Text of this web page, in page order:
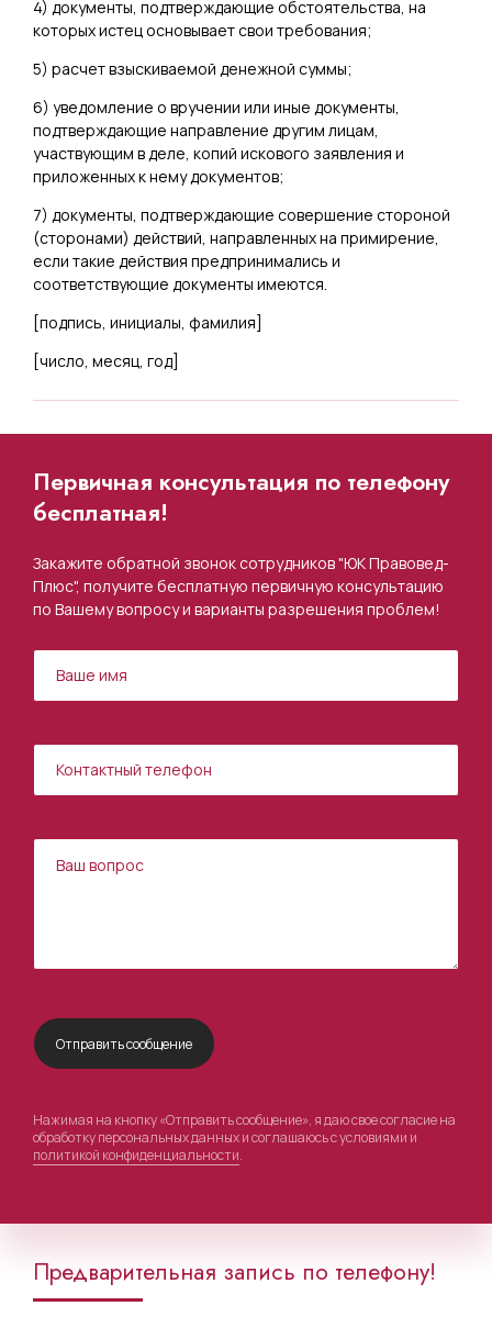
4) документы, подтверждающие обстоятельства, на
которых истец основывает свои требования;
5) расчет взыскиваемой денежной суммы;
6) уведомление о вручении или иные документы,
подтверждающие направление другим лицам,
участвующим в деле, копий искового заявления и
приложенных к нему документов;
7) документы, подтверждающие совершение стороной
(сторонами) действий, направленных на примирение,
если такие действия предпринимались и
соответствующие документы имеются.
[подпись, инициалы, фамилия]
[число, месяц, год]
Первичная консультация по телефону
бесплатная!
Закажите обратной звонок сотрудников "ЮК Правовед-
Плюс", получите бесплатную первичную консультацию
по Вашему вопросу и варианты разрешения проблем!
Нажимая на кнопку «Отправить сообщение», я даю свое согласие на
обработку персональных данных и соглашаюсь с условиями и
политикой конфиденциальности.
Предварительная запись по телефону!